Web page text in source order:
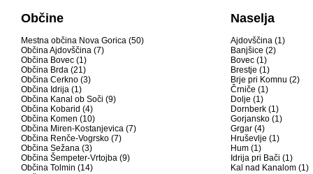
Občine
Mestna občina Nova Gorica (50)
Občina Ajdovščina (7)
Občina Bovec (1)
Občina Brda (21)
Občina Cerkno (3)
Občina Idrija (1)
Občina Kanal ob Soči (9)
Občina Kobarid (4)
Občina Komen (10)
Občina Miren-Kostanjevica (7)
Občina Renče-Vogrsko (7)
Občina Sežana (3)
Občina Šempeter-Vrtojba (9)
Občina Tolmin (14)
Naselja
Ajdovščina (1)
Banjšice (2)
Bovec (1)
Brestje (1)
Brje pri Komnu (2)
Črniče (1)
Dolje (1)
Dornberk (1)
Gorjansko (1)
Grgar (4)
Hruševlje (1)
Hum (1)
Idrija pri Bači (1)
Kal nad Kanalom (1)